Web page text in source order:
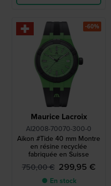
Maurice Lacroix
AI2008-70070-300-0
Aikon #Tide 40 mm Montre
en résine recyclée
fabriquée en Suisse
750,00 € 299,95 €
● En stock
-60%